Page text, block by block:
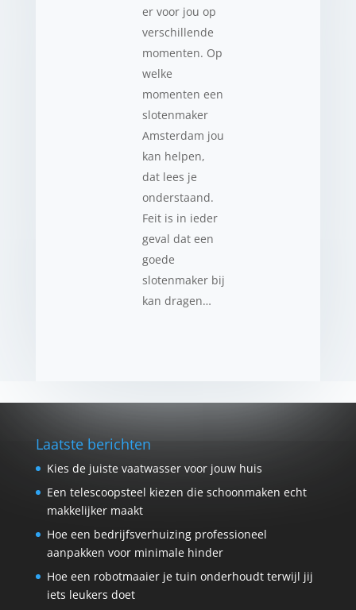
er voor jou op
verschillende
momenten. Op
welke
momenten een
slotenmaker
Amsterdam jou
kan helpen,
dat lees je
onderstaand.
Feit is in ieder
geval dat een
goede
slotenmaker bij
kan dragen…
Laatste berichten
Kies de juiste vaatwasser voor jouw huis
Een telescoopsteel kiezen die schoonmaken echt
makkelijker maakt
Hoe een bedrijfsverhuizing professioneel
aanpakken voor minimale hinder
Hoe een robotmaaier je tuin onderhoudt terwijl jij
iets leukers doet